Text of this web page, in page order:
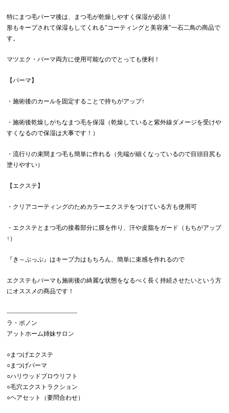
特にまつ毛パーマ後は、まつ毛が乾燥しやすく保湿が必須！
形もキープされて保湿もしてくれる″コーティングと美容液″一石二鳥の商品で
す。
マツエク・パーマ両方に使用可能なのでとっても便利！
【パーマ】
・施術後のカールを固定することで持ちがアップ↑
・施術後乾燥しがちなまつ毛を保湿（乾燥していると紫外線ダメージを受けや
すくなるので保湿は大事です！）
・流行りの束間まつ毛も簡単に作れる（先端が細くなっているので目頭目尻も
塗りやすい）
【エクステ】
・クリアコーティングのためカラーエクステをつけている方も使用可
・エクステとまつ毛の接着部分に膜を作り、汗や皮脂をガード（もちがアップ
↑）
『き～ぷっぷ』はキープ力はもちろん、簡単に束感を作れるので
エクステもパーマも施術後の綺麗な状態をなるべく長く持続させたいという方
にオススメの商品です！
———————————–
ラ・ポノン
アットホーム姉妹サロン
○まつげエクステ
○まつげパーマ
○ハリウッドブロウリフト
○毛穴エクストラクション
○ヘアセット（要問合わせ）